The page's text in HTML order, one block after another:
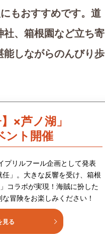
もおすすめです。道
、箱根園など立ち寄
能しながらのんびり歩
×芦ノ湖」
ント開催
プリルフール企画として発表
」。大きな反響を受け、箱根
コラボが実現！海賊に扮した
冒険をお楽しみください！
見る